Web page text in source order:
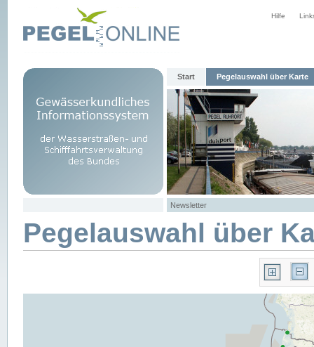
Hilfe
Start Pegelauswahl über Karte
Newsletter
Pegelauswahl über